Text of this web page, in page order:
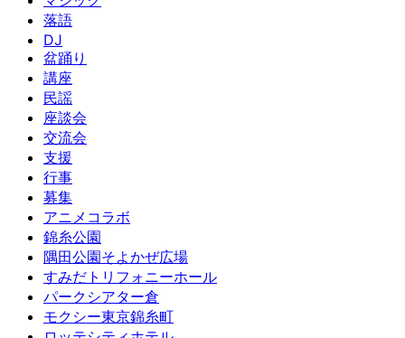
落語
DJ
盆踊り
講座
民謡
座談会
交流会
支援
行事
募集
アニメコラボ
錦糸公園
隅田公園そよかぜ広場
すみだトリフォニーホール
パークシアター倉
モクシー東京錦糸町